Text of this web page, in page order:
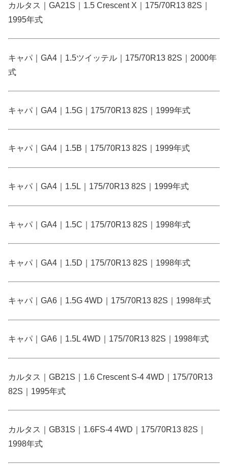
カルタス｜GA21S｜1.5 Crescent X｜175/70R13 82S｜
1995年式
キャパ｜GA4｜1.5ツイッテル｜175/70R13 82S｜2000年
式
キャパ｜GA4｜1.5G｜175/70R13 82S｜1999年式
キャパ｜GA4｜1.5B｜175/70R13 82S｜1999年式
キャパ｜GA4｜1.5L｜175/70R13 82S｜1999年式
キャパ｜GA4｜1.5C｜175/70R13 82S｜1998年式
キャパ｜GA4｜1.5D｜175/70R13 82S｜1998年式
キャパ｜GA6｜1.5G 4WD｜175/70R13 82S｜1998年式
キャパ｜GA6｜1.5L 4WD｜175/70R13 82S｜1998年式
カルタス｜GB21S｜1.6 Crescent S-4 4WD｜175/70R13
82S｜1995年式
カルタス｜GB31S｜1.6FS-4 4WD｜175/70R13 82S｜
1998年式